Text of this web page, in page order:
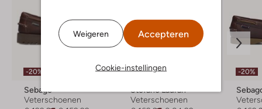
Weigeren Accepteren
Cookie-instellingen
-20%
Sebago
Veterschoenen
-50%
Stefano Lauran
Veterschoenen
-20%